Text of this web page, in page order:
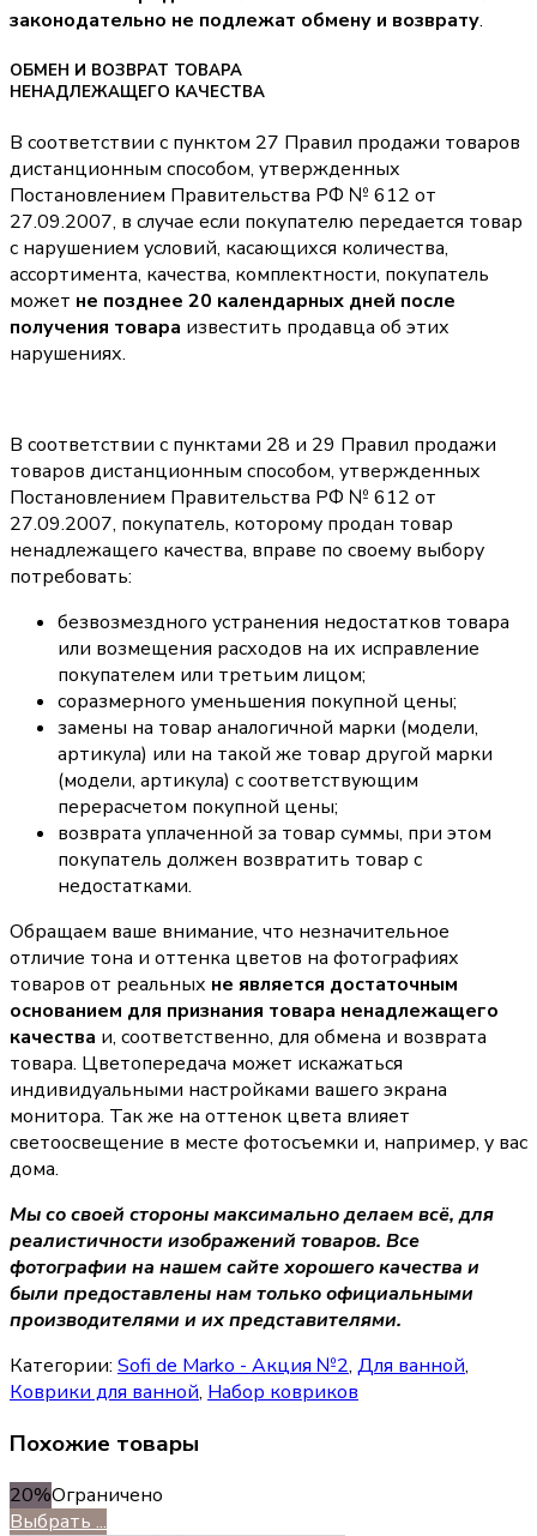
законодательно не подлежат обмену и возврату.
ОБМЕН И ВОЗВРАТ ТОВАРА
НЕНАДЛЕЖАЩЕГО КАЧЕСТВА
В соответствии с пунктом 27 Правил продажи товаров
дистанционным способом, утвержденных
Постановлением Правительства РФ № 612 от
27.09.2007, в случае если покупателю передается товар
с нарушением условий, касающихся количества,
ассортимента, качества, комплектности, покупатель
может не позднее 20 календарных дней после
получения товара известить продавца об этих
нарушениях.
В соответствии с пунктами 28 и 29 Правил продажи
товаров дистанционным способом, утвержденных
Постановлением Правительства РФ № 612 от
27.09.2007, покупатель, которому продан товар
ненадлежащего качества, вправе по своему выбору
потребовать:
безвозмездного устранения недостатков товара
или возмещения расходов на их исправление
покупателем или третьим лицом;
соразмерного уменьшения покупной цены;
замены на товар аналогичной марки (модели,
артикула) или на такой же товар другой марки
(модели, артикула) с соответствующим
перерасчетом покупной цены;
возврата уплаченной за товар суммы, при этом
покупатель должен возвратить товар с
недостатками.
Обращаем ваше внимание, что незначительное
отличие тона и оттенка цветов на фотографиях
товаров от реальных не является достаточным
основанием для признания товара ненадлежащего
качества и, соответственно, для обмена и возврата
товара. Цветопередача может искажаться
индивидуальными настройками вашего экрана
монитора. Так же на оттенок цвета влияет
светоосвещение в месте фотосъемки и, например, у вас
дома.
Мы со своей стороны максимально делаем всё, для
реалистичности изображений товаров. Все
фотографии на нашем сайте хорошего качества и
были предоставлены нам только официальными
производителями и их представителями.
Категории: Sofi de Marko - Акция №2, Для ванной,
Коврики для ванной, Набор ковриков
Похожие товары
20%Ограничено
Выбрать ...